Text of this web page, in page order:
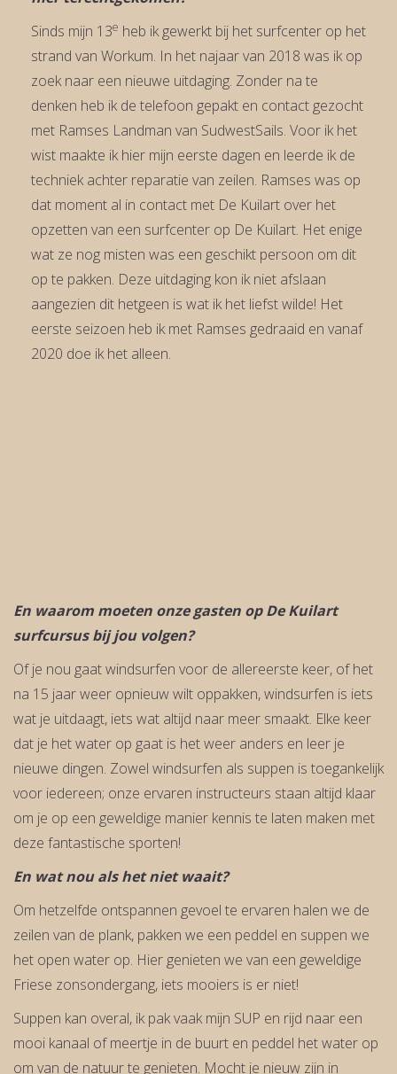
Sinds mijn 13e heb ik gewerkt bij het surfcenter op het
strand van Workum. In het najaar van 2018 was ik op
zoek naar een nieuwe uitdaging. Zonder na te
denken heb ik de telefoon gepakt en contact gezocht
met Ramses Landman van SudwestSails. Voor ik het
wist maakte ik hier mijn eerste dagen en leerde ik de
techniek achter reparatie van zeilen. Ramses was op
dat moment al in contact met De Kuilart over het
opzetten van een surfcenter op De Kuilart. Het enige
wat ze nog misten was een geschikt persoon om dit
op te pakken. Deze uitdaging kon ik niet afslaan
aangezien dit hetgeen is wat ik het liefst wilde! Het
eerste seizoen heb ik met Ramses gedraaid en vanaf
2020 doe ik het alleen.
En waarom moeten onze gasten op De Kuilart
surfcursus bij jou volgen?
Of je nou gaat windsurfen voor de allereerste keer, of het
na 15 jaar weer opnieuw wilt oppakken, windsurfen is iets
wat je uitdaagt, iets wat altijd naar meer smaakt. Elke keer
dat je het water op gaat is het weer anders en leer je
nieuwe dingen. Zowel windsurfen als suppen is toegankelijk
voor iedereen; onze ervaren instructeurs staan altijd klaar
om je op een geweldige manier kennis te laten maken met
deze fantastische sporten!
En wat nou als het niet waait?
Om hetzelfde ontspannen gevoel te ervaren halen we de
zeilen van de plank, pakken we een peddel en suppen we
het open water op. Hier genieten we van een geweldige
Friese zonsondergang, iets mooiers is er niet!
Suppen kan overal, ik pak vaak mijn SUP en rijd naar een
mooi kanaal of meertje in de buurt en peddel het water op
om van de natuur te genieten. Mocht je nieuw zijn in